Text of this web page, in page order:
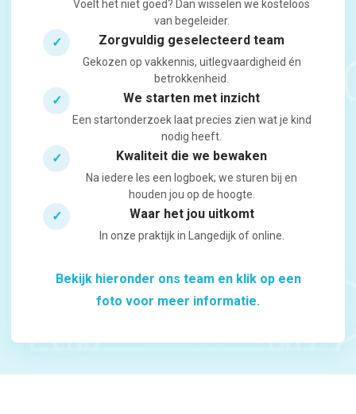
Voelt het niet goed? Dan wisselen we kosteloos
van begeleider.
✓ Zorgvuldig geselecteerd team
Gekozen op vakkennis, uitlegvaardigheid én
betrokkenheid.
✓ We starten met inzicht
Een startonderzoek laat precies zien wat je kind
nodig heeft.
✓ Kwaliteit die we bewaken
Na iedere les een logboek; we sturen bij en
houden jou op de hoogte.
✓ Waar het jou uitkomt
In onze praktijk in Langedijk of online.
Bekijk hieronder ons team en klik op een
foto voor meer informatie.